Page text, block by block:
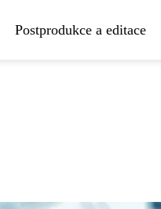
Postprodukce a editace